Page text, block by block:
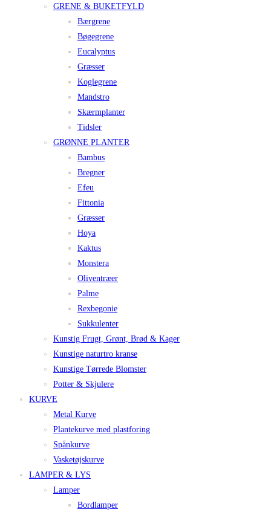
GRENE & BUKETFYLD
Bærgrene
Bøgegrene
Eucalyptus
Græsser
Koglegrene
Mandstro
Skærmplanter
Tidsler
GRØNNE PLANTER
Bambus
Bregner
Efeu
Fittonia
Græsser
Hoya
Kaktus
Monstera
Oliventræer
Palme
Rexbegonie
Sukkulenter
Kunstig Frugt, Grønt, Brød & Kager
Kunstige naturtro kranse
Kunstige Tørrede Blomster
Potter & Skjulere
KURVE
Metal Kurve
Plantekurve med plastforing
Spånkurve
Vasketøjskurve
LAMPER & LYS
Lamper
Bordlamper